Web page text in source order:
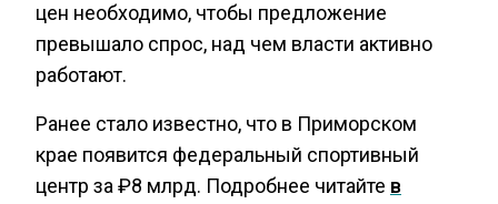
цен необходимо, чтобы предложение
превышало спрос, над чем власти активно
работают.
Ранее стало известно, что в Приморском
крае появится федеральный спортивный
центр за ₽8 млрд. Подробнее читайте в